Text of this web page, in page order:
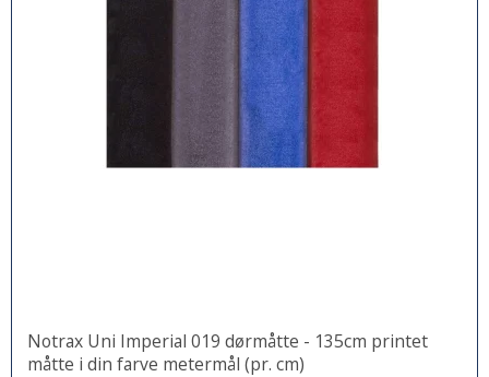
Notrax Uni Imperial 019 dørmåtte - 135cm printet
måtte i din farve metermål (pr. cm)